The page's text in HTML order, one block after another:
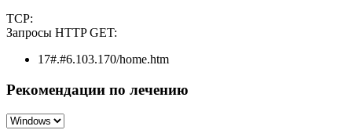
TCP:
Запросы HTTP GET:
17#.#6.103.170/home.htm
Рекомендации по лечению